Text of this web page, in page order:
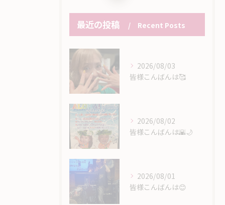
最近の投稿 Recent Posts
2026/08/03
皆様こんばんは🥰
2026/08/02
皆様こんばんは🌇🌙
2026/08/01
皆様こんばんは😊